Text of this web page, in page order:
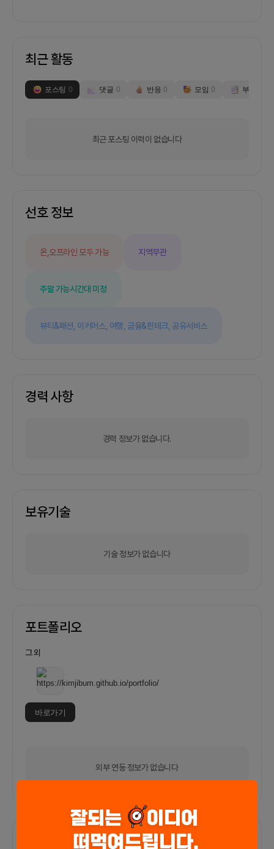
최근 활동
포스팅 0 댓글 0 반응 0 모임 0 부스
최근 포스팅 이력이 없습니다
선호 정보
온,오프라인 모두 가능 지역무관
주말 가능시간대 미정
뷰티&패션, 이커머스, 여행, 금융&핀테크, 공유서비스
경력 사항
경력 정보가 없습니다.
보유기술
기술 정보가 없습니다
포트폴리오
그 외
바로가기
외부 연동 정보가 없습니다
함께한 사람들이 남긴 말